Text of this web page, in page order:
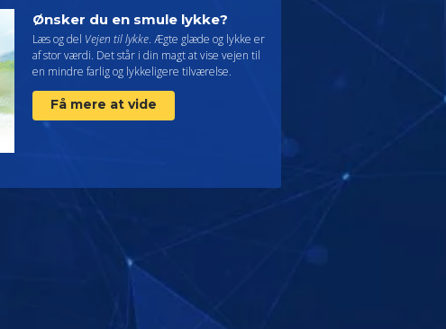
Ønsker du en smule lykke?
Læs og del Vejen til lykke. Ægte glæde og lykke er
af stor værdi. Det står i din magt at vise vejen til
en mindre farlig og lykkeligere tilværelse.
Få mere at vide